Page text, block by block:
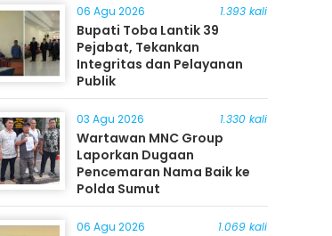
06 Agu 2026 1.393 kali
Bupati Toba Lantik 39
Pejabat, Tekankan
Integritas dan Pelayanan
Publik
03 Agu 2026 1.330 kali
Wartawan MNC Group
Laporkan Dugaan
Pencemaran Nama Baik ke
Polda Sumut
06 Agu 2026 1.069 kali